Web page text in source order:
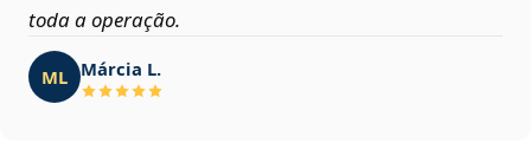
toda a operação.
ML Márcia L.